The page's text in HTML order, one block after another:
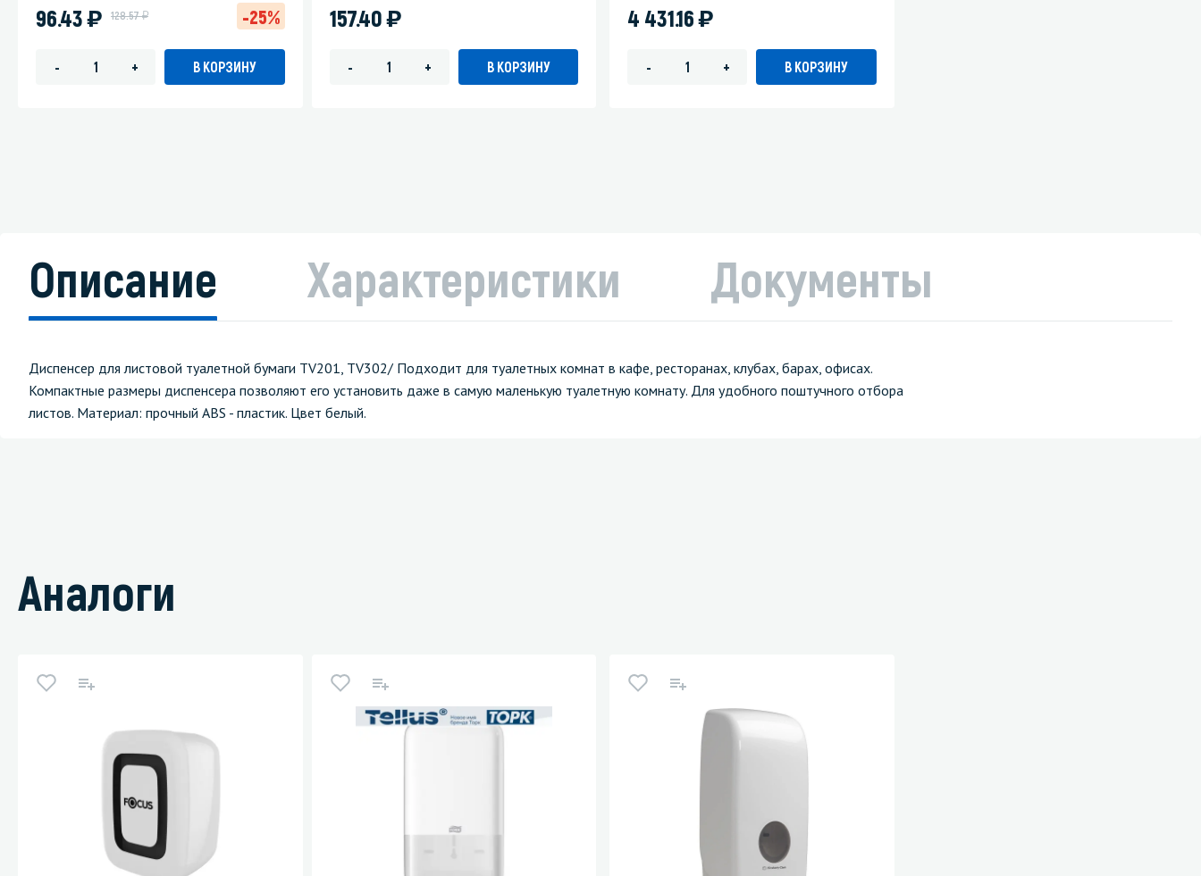
96.43) 128.57у -25%
- + В КОРЗИНУ
157.40)
- + В КОРЗИНУ
4 431.16)
- + В КОРЗИНУ
Описание Характеристики Документы
Диспенсер для листовой туалетной бумаги TV201, TV302/ Подходит для туалетных комнат в кафе, ресторанах, клубах, барах, офисах.
Компактные размеры диспенсера позволяют его установить даже в самую маленькую туалетную комнату. Для удобного поштучного отбора
листов. Материал: прочный ABS - пластик. Цвет белый.
Аналоги